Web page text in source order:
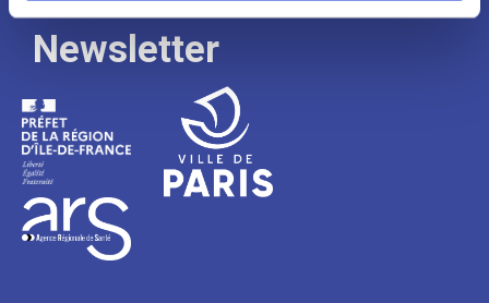
Newsletter